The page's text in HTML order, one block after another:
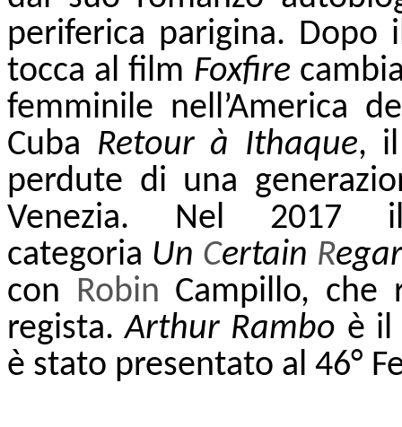
periferica parigina.
tocca al film Foxfire
femminile nell’America
Cuba Retour à Ithaque,
perdute di una
Venezia. Nel 2017
categoria Un Certain R
con Robin Campillo, che
regista.Arthur Rambo è il
è stato presentato al 46°